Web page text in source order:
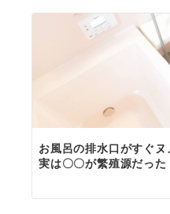
お風呂の排水口がすぐヌ
実は〇〇が繁殖源だった